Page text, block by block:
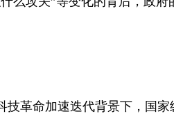
革命加速迭代背景下，国家